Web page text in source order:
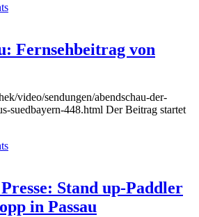
Fernsehbeitrag von
video/sendungen/abendschau-der-
suedbayern-448.html Der Beitrag startet
Stand up-Paddler
in Passau